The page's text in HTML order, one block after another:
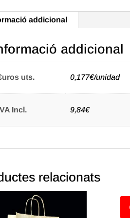
addicional
addicional
uts. 0,177€/unidad
Incl. 9,84€
relacionats